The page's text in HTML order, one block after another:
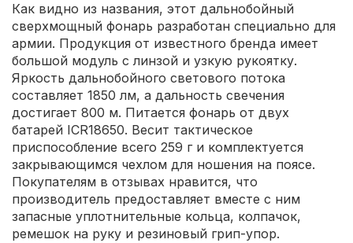
Как видно из названия, этот дальнобойный
сверхмощный фонарь разработан специально для
армии. Продукция от известного бренда имеет
большой модуль с линзой и узкую рукоятку.
Яркость дальнобойного светового потока
составляет 1850 лм, а дальность свечения
достигает 800 м. Питается фонарь от двух
батарей ICR18650. Весит тактическое
приспособление всего 259 г и комплектуется
закрывающимся чехлом для ношения на поясе.
Покупателям в отзывах нравится, что
производитель предоставляет вместе с ним
запасные уплотнительные кольца, колпачок,
ремешок на руку и резиновый грип-упор.